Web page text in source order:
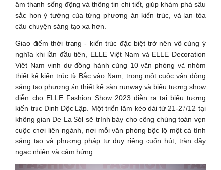
âm thanh sống động và thông tin chi tiết, giúp khám phá sâu
sắc hơn ý tưởng của từng phương án kiến trúc, và lan tỏa
câu chuyện sáng tạo xa hơn.
​​Giao điểm thời trang - kiến trúc đặc biệt trở nên vô cùng ý
nghĩa khi lần đầu tiên, ELLE Việt Nam và ELLE Decoration
Việt Nam vinh dự đồng hành cùng 10 văn phòng và nhóm
thiết kế kiến trúc từ Bắc vào Nam, trong một cuộc vận động
sáng tạo phương án thiết kế sàn runway và biểu tượng show
diễn cho ELLE Fashion Show 2023 diễn ra tại biểu tượng
kiến trúc Dinh Độc Lập. Một triển lãm kéo dài từ 21-27/12 tại
không gian De La Sól sẽ trình bày cho công chúng toàn vẹn
cuộc chơi liên ngành, nơi mỗi văn phòng bộc lộ một cá tính
sáng tạo và phương pháp tư duy riêng cuốn hút, tràn đầy
ngạc nhiên và cảm hứng.